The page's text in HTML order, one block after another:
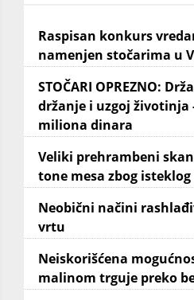
Raspisan konkurs
namenjen stočarima u
STOČARI OPREZNO:
držanje i uzgoj životinja
miliona dinara
Veliki prehrambeni
tone mesa zbog
Neobični načini
vrtu
Neiskorišćena
malinom trguje preko